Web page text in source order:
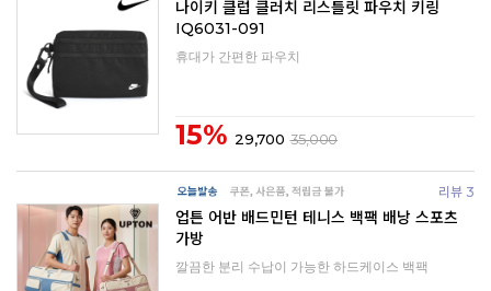
나이키 클럽 클러치 리스틀릿 파우치 키링
IQ6031-091
휴대가 간편한 파우치
15% 29,700 35,000
리뷰 3
업튼 어반 배드민턴 테니스 백팩 배낭 스포츠
가방
깔끔한 분리 수납이 가능한 하드케이스 백팩